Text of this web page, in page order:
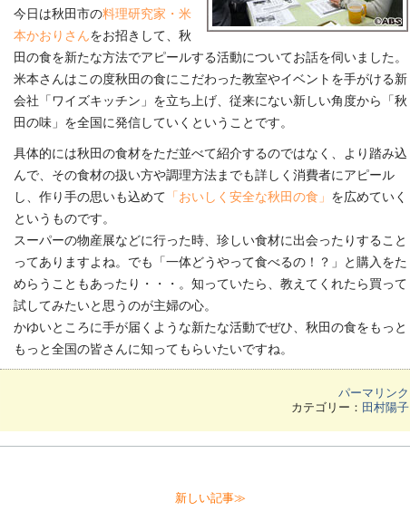
今日は秋田市の料理研究家・米
本かおりさんをお招きして、秋
田の食を新たな方法でアピールする活動についてお話を伺いました。
米本さんはこの度秋田の食にこだわった教室やイベントを手がける新
会社「ワイズキッチン」を立ち上げ、従来にない新しい角度から「秋
田の味」を全国に発信していくということです。
具体的には秋田の食材をただ並べて紹介するのではなく、より踏み込
んで、その食材の扱い方や調理方法までも詳しく消費者にアピール
し、作り手の思いも込めて 「おいしく安全な秋田の食」 を広めていく
というものです。
スーパーの物産展などに行った時、珍しい食材に出会ったりすること
ってありますよね。でも「一体どうやって食べるの！？」と購入をた
めらうこともあったり・・・。知っていたら、教えてくれたら買って
試してみたいと思うのが主婦の心。
かゆいところに手が届くような新たな活動でぜひ、秋田の食をもっと
もっと全国の皆さんに知ってもらいたいですね。
パーマリンク
カテゴリー： 田村陽子
新しい記事≫